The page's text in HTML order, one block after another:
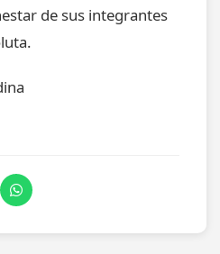
de sus integrantes